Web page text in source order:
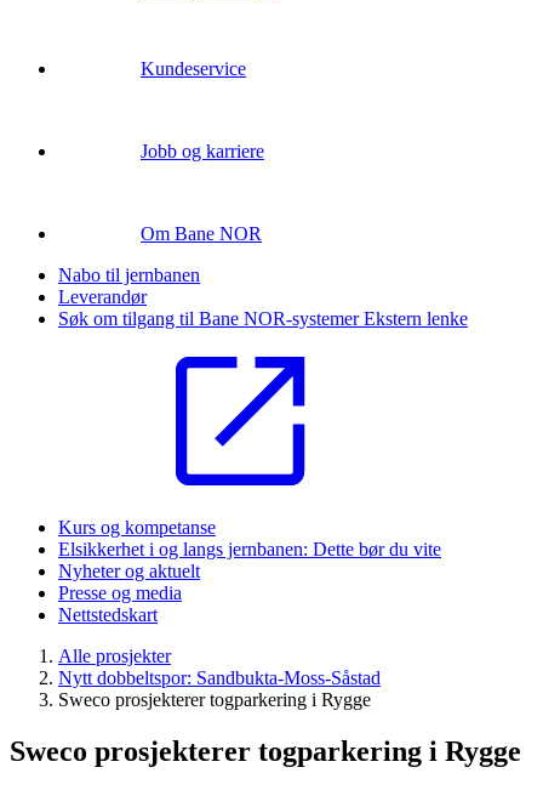
Kundeservice
Jobb og karriere
Om Bane NOR
Nabo til jernbanen
Leverandør
Søk om tilgang til Bane NOR-systemerEkstern lenke
Kurs og kompetanse
Elsikkerhet i og langs jernbanen: Dette bør du vite
Nyheter og aktuelt
Presse og media
Nettstedskart
Alle prosjekter
Nytt dobbeltspor: Sandbukta-Moss-Såstad
Sweco prosjekterer togparkering i Rygge
Sweco prosjekterer togparkering i Rygge